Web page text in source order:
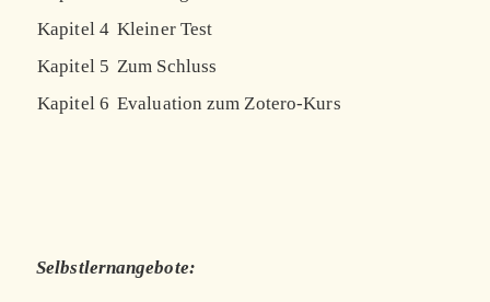
Kapitel 4 Kleiner Test
Kapitel 5 Zum Schluss
Kapitel 6 Evaluation zum Zotero-Kurs
Selbstlernangebote: